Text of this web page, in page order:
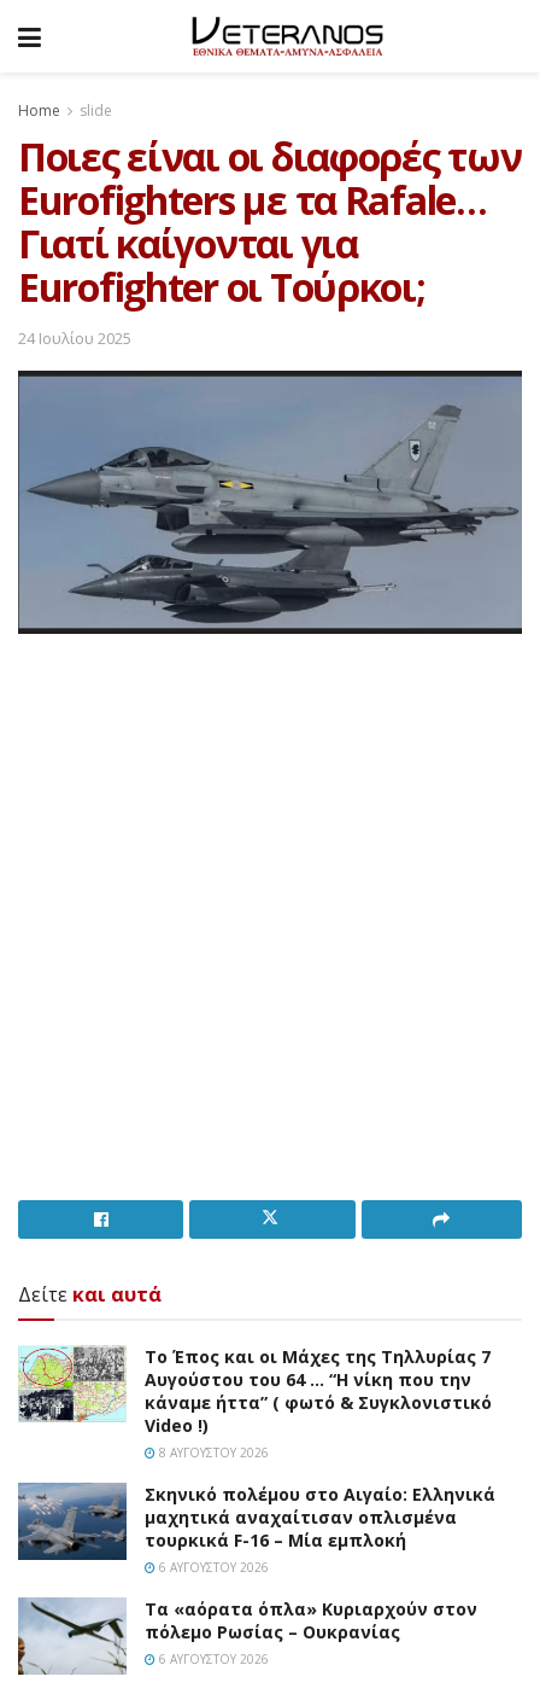
Home slide
Ποιες είναι οι διαφορές των
Eurofighters με τα Rafale…
Γιατί καίγονται για
Eurofighter οι Τούρκοι;
24 Ιουλίου 2025
Δείτε και αυτά
Το Έπος και οι Μάχες της Τηλλυρίας 7
Αυγούστου του 64 … “Η νίκη που την
κάναμε ήττα” ( φωτό & Συγκλονιστικό
Video !)
8 ΑΥΓΟΎΣΤΟΥ 2026
Σκηνικό πολέμου στο Αιγαίο: Ελληνικά
μαχητικά αναχαίτισαν οπλισμένα
τουρκικά F-16 – Μία εμπλοκή
6 ΑΥΓΟΎΣΤΟΥ 2026
Τα «αόρατα όπλα» Κυριαρχούν στον
πόλεμο Ρωσίας – Ουκρανίας
6 ΑΥΓΟΎΣΤΟΥ 2026